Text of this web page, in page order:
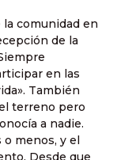
comunidad en
de la
en las
También
terreno pero
a nadie.
o menos, y el
Desde que